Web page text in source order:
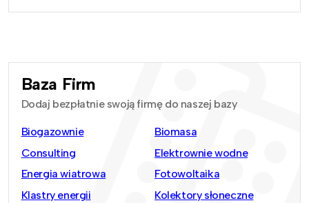
Baza Firm
Dodaj bezpłatnie swoją firmę do naszej bazy
Biogazownie
Biomasa
Consulting
Elektrownie wodne
Energia wiatrowa
Fotowoltaika
Klastry energii
Kolektory słoneczne